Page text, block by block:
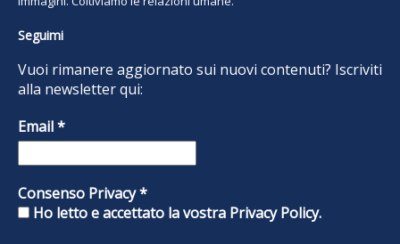
Seguimi
Vuoi rimanere aggiornato sui nuovi contenuti? Iscriviti
alla newsletter qui:
Email*
Consenso Privacy*
Ho letto e accettato la vostra Privacy Policy.